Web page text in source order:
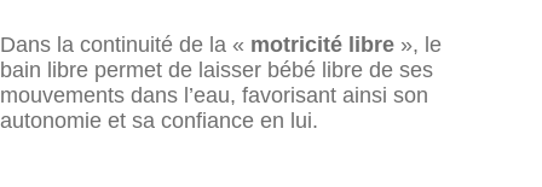
Dans la continuité de la « motricité libre », le
bain libre permet de laisser bébé libre de ses
mouvements dans l’eau, favorisant ainsi son
autonomie et sa confiance en lui.